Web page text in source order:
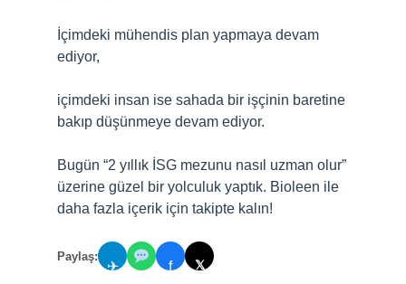
İçimdeki mühendis plan yapmaya devam
ediyor,
içimdeki insan ise sahada bir işçinin baretine
bakıp düşünmeye devam ediyor.
Bugün “2 yıllık İSG mezunu nasıl uzman olur”
üzerine güzel bir yolculuk yaptık. Bioleen ile
daha fazla içerik için takipte kalın!
Paylaş:
✈ f 𝕏